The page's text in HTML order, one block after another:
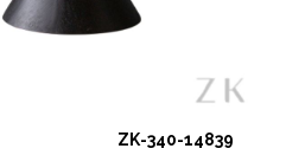
ZK-340-14839